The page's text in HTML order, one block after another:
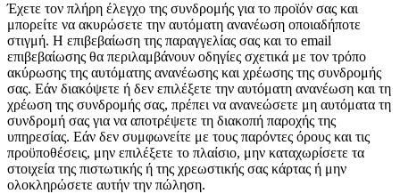
Έχετε τον πλήρη έλεγχο της συνδρομής για το προϊόν σας και
μπορείτε να ακυρώσετε την αυτόματη ανανέωση οποιαδήποτε
στιγμή. Η επιβεβαίωση της παραγγελίας σας και το email
επιβεβαίωσης θα περιλαμβάνουν οδηγίες σχετικά με τον τρόπο
ακύρωσης της αυτόματης ανανέωσης και χρέωσης της συνδρομής
σας. Εάν διακόψετε ή δεν επιλέξετε την αυτόματη ανανέωση και τη
χρέωση της συνδρομής σας, πρέπει να ανανεώσετε μη αυτόματα τη
συνδρομή σας για να αποτρέψετε τη διακοπή παροχής της
υπηρεσίας. Εάν δεν συμφωνείτε με τους παρόντες όρους και τις
προϋποθέσεις, μην επιλέξετε το πλαίσιο, μην καταχωρίσετε τα
στοιχεία της πιστωτικής ή της χρεωστικής σας κάρτας ή μην
ολοκληρώσετε αυτήν την πώληση.